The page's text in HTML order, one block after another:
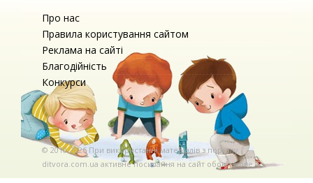
Про нас
Правила користування сайтом
Реклама на сайті
Благодійність
Конкурси
© 2010-2026 При використаннi матерiалiв з порталу
ditvora.com.ua активне посилання на сайт обов'язкове. .